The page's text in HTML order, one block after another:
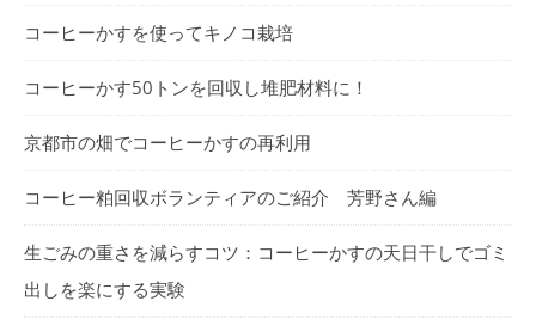
コーヒーかすを使ってキノコ栽培
コーヒーかす50トンを回収し堆肥材料に！
京都市の畑でコーヒーかすの再利用
コーヒー粕回収ボランティアのご紹介 芳野さん編
生ごみの重さを減らすコツ：コーヒーかすの天日干しでゴミ
出しを楽にする実験